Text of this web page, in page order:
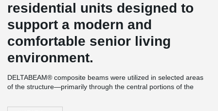
residential units designed to
support a modern and
comfortable senior living
environment.
DELTABEAM® composite beams were utilized in selected areas
of the structure—primarily through the central portions of the
were present. Working in combination with hollowcore slabs, the